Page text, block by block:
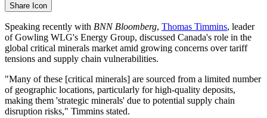
Share Icon
Speaking recently with BNN Bloomberg, Thomas Timmins, leader
of Gowling WLG's Energy Group, discussed Canada's role in the
global critical minerals market amid growing concerns over tariff
tensions and supply chain vulnerabilities.
"Many of these [critical minerals] are sourced from a limited number
of geographic locations, particularly for high-quality deposits,
making them 'strategic minerals' due to potential supply chain
disruption risks," Timmins stated.